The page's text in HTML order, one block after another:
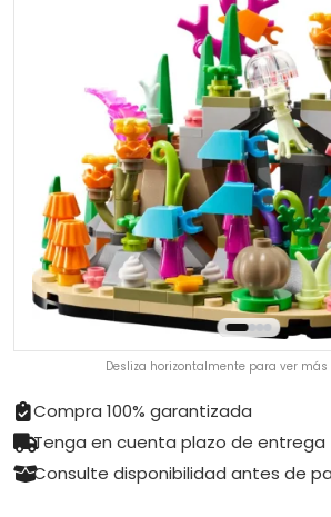
Desliza horizontalmente para ver
Compra 100% garantizada
Tenga en cuenta plazo de entrega
Consulte disponibilidad antes de